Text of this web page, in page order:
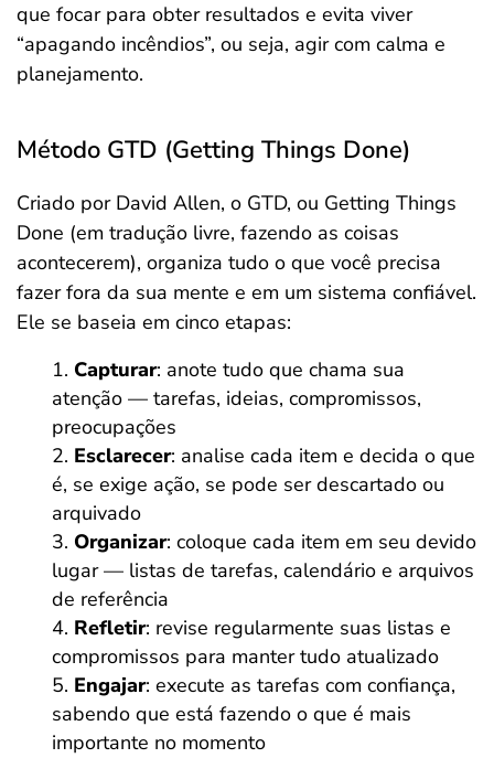
que focar para obter resultados e evita viver
“apagando incêndios”, ou seja, agir com calma e
planejamento.
Método GTD (Getting Things Done)
Criado por David Allen, o GTD, ou Getting Things
Done (em tradução livre, fazendo as coisas
acontecerem), organiza tudo o que você precisa
fazer fora da sua mente e em um sistema confiável.
Ele se baseia em cinco etapas:
Capturar: anote tudo que chama sua
atenção — tarefas, ideias, compromissos,
preocupações
Esclarecer: analise cada item e decida o que
é, se exige ação, se pode ser descartado ou
arquivado
Organizar: coloque cada item em seu devido
lugar — listas de tarefas, calendário e arquivos
de referência
Refletir: revise regularmente suas listas e
compromissos para manter tudo atualizado
Engajar: execute as tarefas com confiança,
sabendo que está fazendo o que é mais
importante no momento